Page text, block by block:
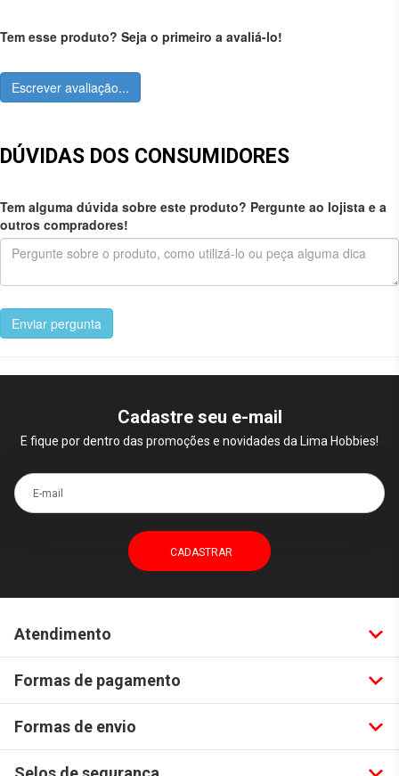
Tem esse produto? Seja o primeiro a avaliá-lo!
Escrever avaliação...
DÚVIDAS DOS CONSUMIDORES
Tem alguma dúvida sobre este produto? Pergunte ao lojista e a
outros compradores!
Enviar pergunta
Cadastre seu e-mail
E fique por dentro das promoções e novidades da Lima Hobbies!
E-mail
Atendimento
Formas de pagamento
Formas de envio